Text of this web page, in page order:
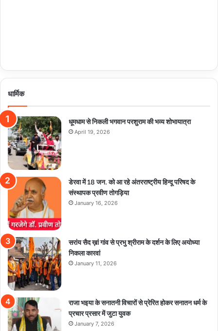
धार्मिक
धूमधाम से निकली भगवान परशुराम की भव्य शोभायात्रा
April 19, 2026
डेरवा में 18 जन. को आ रहे अंतरराष्ट्रीय हिन्दू परिषद के
संस्थापक प्रवीण तोगड़िया
January 16, 2026
सरांय सैद ख़ां गांव से प्रभु श्रीराम के दर्शन के लिए अयोध्या
निकला कारवां
January 11, 2026
राजा भइया के सनातनी विचारों से प्रेरित होकर सनातन धर्म के
प्रचार प्रसार में जुटा युवक
January 7, 2026